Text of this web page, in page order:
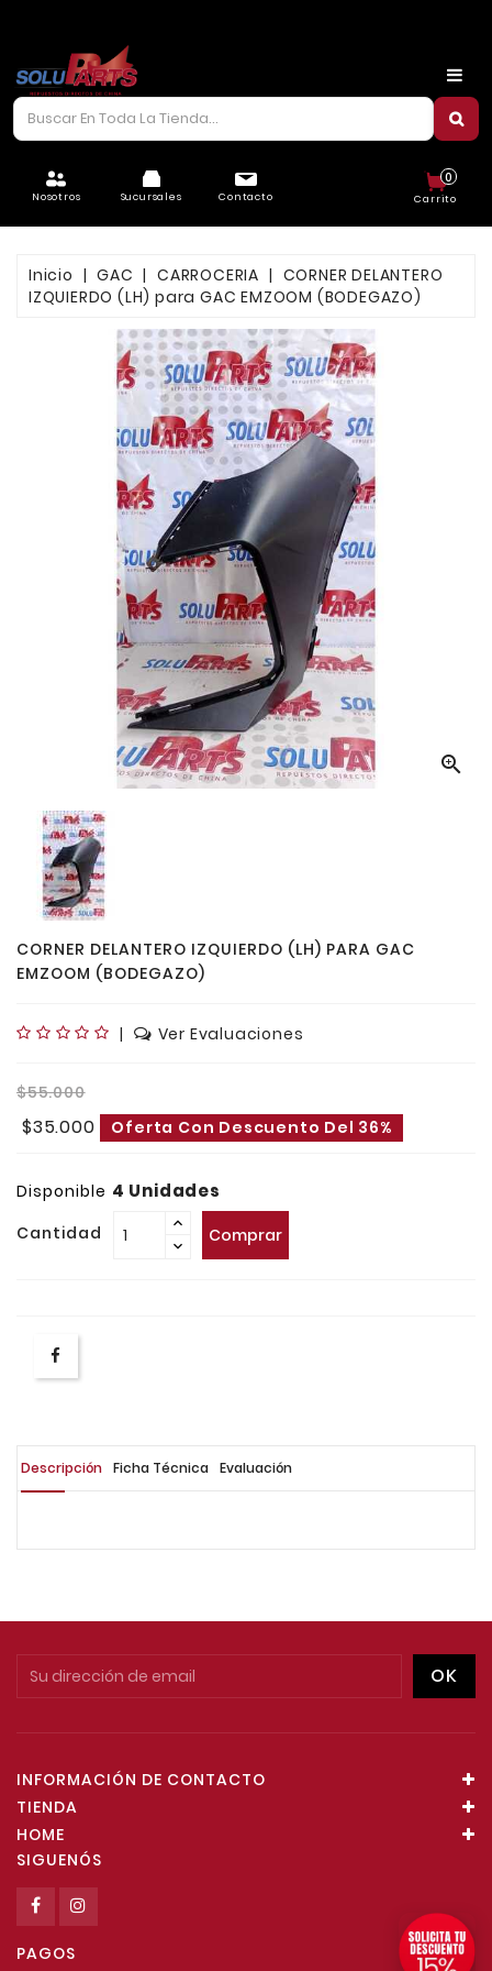
Nosotros Sucursales Contacto Carrito
0
CARROCERÍA
ELÉCTRICO
FRENOS
LUBRICANTES
REFRIGERACIÓN
SUSPENSIÓN
Inicio GAC CARROCERIA
CORNER DELANTERO
IZQUIERDO (LH) para GAC EMZOOM (BODEGAZO)

CORNER DELANTERO IZQUIERDO (LH) PARA GAC
EMZOOM (BODEGAZO)
| Ver Evaluaciones
$55.000
$35.000 Oferta Con Descuento Del 36%
Disponible 4 Unidades
Cantidad Comprar
Descripción Ficha Técnica Evaluación
INFORMACIÓN DE CONTACTO
TIENDA
HOME
SIGUENÓS
PAGOS